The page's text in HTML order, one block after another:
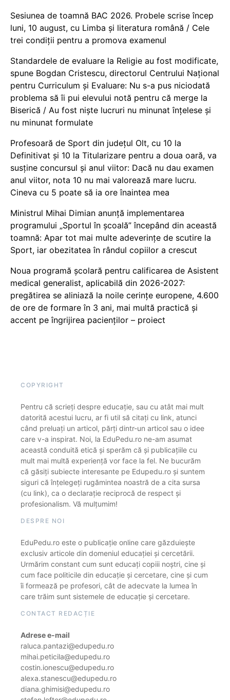
Sesiunea de toamnă BAC 2026. Probele scrise încep
luni, 10 august, cu Limba și literatura română / Cele
trei condiții pentru a promova examenul
Standardele de evaluare la Religie au fost modificate,
spune Bogdan Cristescu, directorul Centrului Național
pentru Curriculum și Evaluare: Nu s-a pus niciodată
problema să îi pui elevului notă pentru că merge la
Biserică / Au fost niște lucruri nu minunat înțelese și
nu minunat formulate
Profesoară de Sport din județul Olt, cu 10 la
Definitivat și 10 la Titularizare pentru a doua oară, va
susține concursul și anul viitor: Dacă nu dau examen
anul viitor, nota 10 nu mai valorează mare lucru.
Cineva cu 5 poate să ia ore înaintea mea
Ministrul Mihai Dimian anunță implementarea
programului „Sportul în școală” începând din această
toamnă: Apar tot mai multe adeverințe de scutire la
Sport, iar obezitatea în rândul copiilor a crescut
Noua programă școlară pentru calificarea de Asistent
medical generalist, aplicabilă din 2026-2027:
pregătirea se aliniază la noile cerințe europene, 4.600
de ore de formare în 3 ani, mai multă practică și
accent pe îngrijirea pacienților – proiect
COPYRIGHT
Pentru că scrieți despre educație, sau cu atât mai mult
datorită acestui lucru, ar fi util să citați cu link, atunci
când preluați un articol, părți dintr-un articol sau o idee
care v-a inspirat. Noi, la EduPedu.ro ne-am asumat
această conduită etică și sperăm că și publicațiile cu
mult mai multă experiență vor face la fel. Ne bucurăm
că găsiți subiecte interesante pe Edupedu.ro și suntem
siguri că înțelegeți rugămintea noastră de a cita sursa
(cu link), ca o declarație reciprocă de respect și
profesionalism. Vă mulțumim!
DESPRE NOI
EduPedu.ro este o publicație online care găzduiește
exclusiv articole din domeniul educației și cercetării.
Urmărim constant cum sunt educați copiii noștri, cine și
cum face politicile din educație și cercetare, cine și cum
îi formează pe profesori, cât de adecvate la lumea în
care trăim sunt sistemele de educație și cercetare.
CONTACT REDACȚIE
Adrese e-mail
raluca.pantazi@edupedu.ro
mihai.peticila@edupedu.ro
costin.ionescu@edupedu.ro
alexa.stanescu@edupedu.ro
diana.ghimisi@edupedu.ro